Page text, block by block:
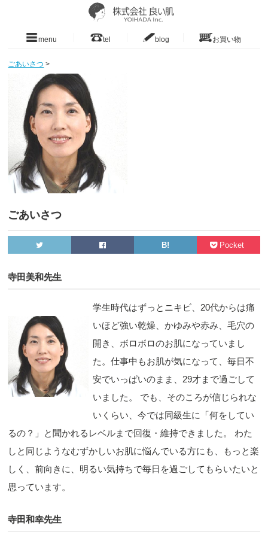
menu tel blog お買い物
ごあいさつ >
ごあいさつ
B! Pocket
寺田美和先生
学生時代はずっとニキビ、20代からは痛
いほど強い乾燥、かゆみや赤み、毛穴の
開き、ボロボロのお肌になっていまし
た。仕事中もお肌が気になって、毎日不
安でいっぱいのまま、29才まで過ごして
いました。 でも、そのころが信じられな
いくらい、今では同級生に「何をしてい
るの？」と聞かれるレベルまで回復・維持できました。 わた
しと同じようなむずかしいお肌に悩んでいる方にも、もっと楽
しく、前向きに、明るい気持ちで毎日を過ごしてもらいたいと
思っています。
寺田和幸先生